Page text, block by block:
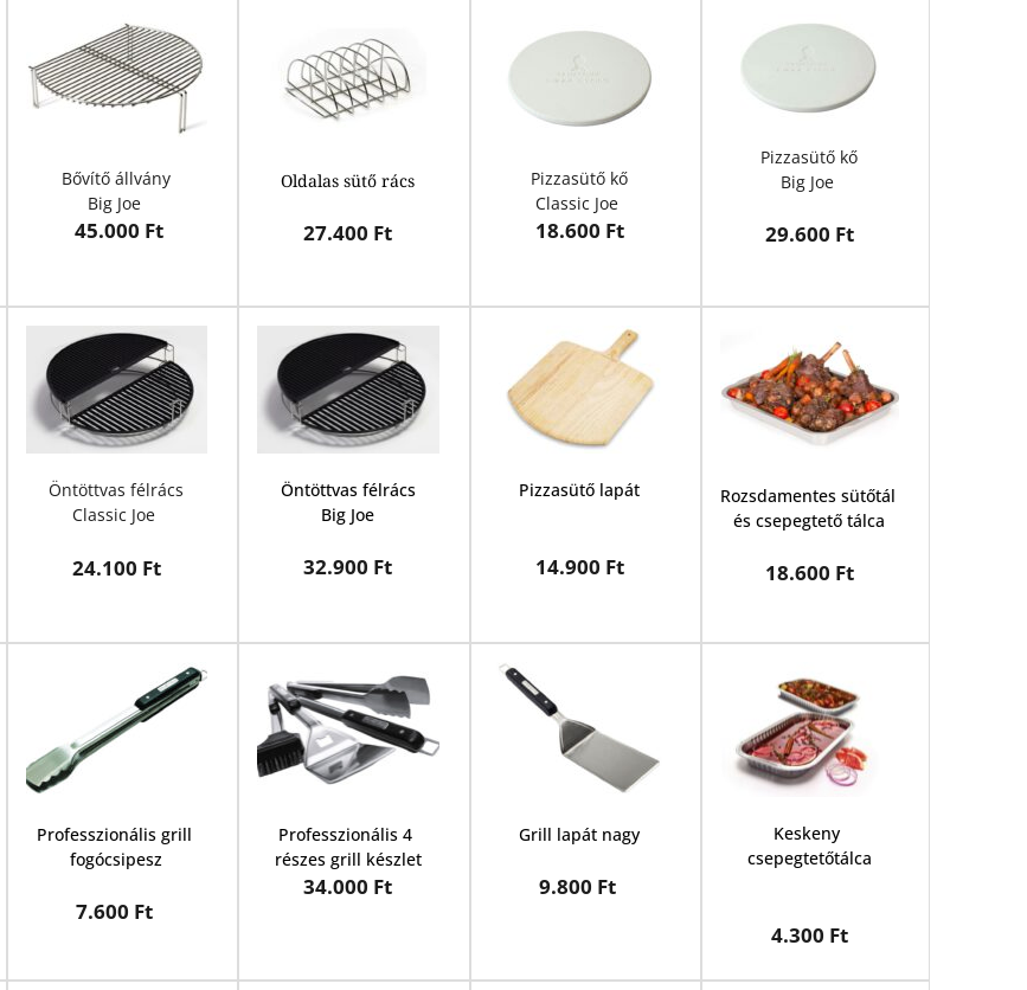
Bővítő állvány
Big Joe
45.000 Ft
Oldalas sütő rács
27.400 Ft
Pizzasütő kő
Classic Joe
18.600 Ft
Pizzasütő kő
Big Joe
29.600 Ft
Öntöttvas félrács
Classic Joe
24.100 Ft
Öntöttvas félrács
Big Joe
32.900 Ft
Pizzasütő lapát
14.900 Ft
Rozsdamentes sütőtál
és csepegtető tálca
18.600 Ft
Professzionális grill
fogócsipesz
7.600 Ft
Professzionális 4
részes grill készlet
34.000 Ft
Grill lapát nagy
9.800 Ft
Keskeny
csepegtetőtálca
4.300 Ft